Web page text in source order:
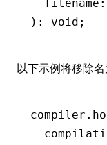
): void ;
以下示例将移除
compiler .